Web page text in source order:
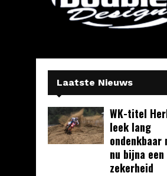
Laatste Nieuws
WK-titel
leek lang
ondenkbaar
nu bijna een
zekerheid